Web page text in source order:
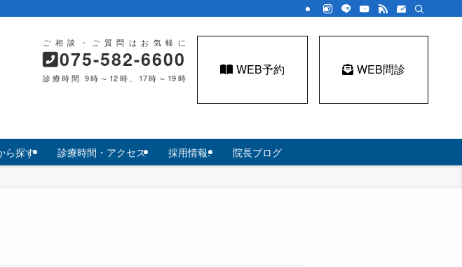
ご相談・ご質問はお気軽に
075-582-6600
診療時間 9時～12時、17時～19時
WEB予約 WEB問診
ら探す 診療時間・アクセス 採用情報. 院長ブログ